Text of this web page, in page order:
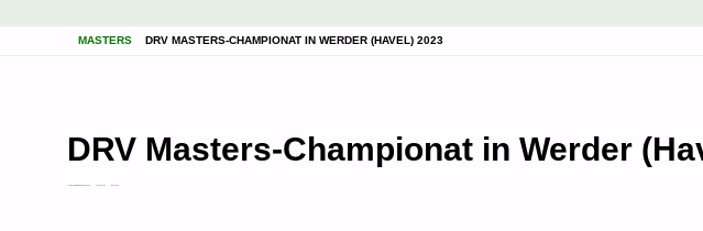
STARTSEITE
MASTERS DRV MASTERS-CHAMPIONAT IN WERDER (HAVEL) 2023
DRV Masters-Championat in Werder